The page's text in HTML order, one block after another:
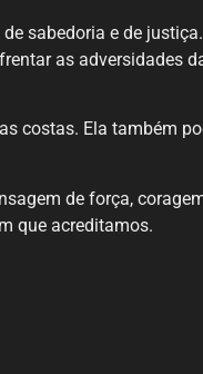
sabedoria e de justiça.
as adversidades
costas. Ela também
de força,
que acreditamos.